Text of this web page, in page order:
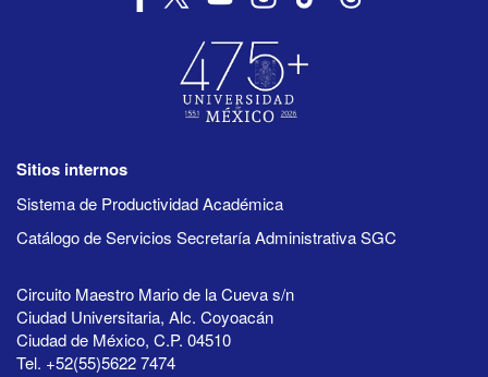
Sitios internos
Sistema de Productividad Académica
Catálogo de Servicios Secretaría Administrativa SGC
Circuito Maestro Mario de la Cueva s/n
Ciudad Universitaria, Alc. Coyoacán
Ciudad de México, C.P. 04510
Tel. +52(55)5622 7474